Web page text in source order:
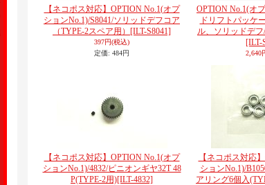
【ネコポス対応】OPTION No.1(オプ
ションNo.1)/S8041/ソリッドデフコア
（TYPE-2スペア用） [ILT-S8041]
397円(税込)
定価: 484円
OPTION No.1(オ
ドリフトパッケ
ル、ソリッドデフ
[ILT-
2,640
【ネコポス対応】OPTION No.1(オプ
ションNo.1)/4832/ピニオンギヤ32T 48
P(TYPE-2用)[ILT-4832]
【ネコポス対応
ションNo.1)/
アリング6個入